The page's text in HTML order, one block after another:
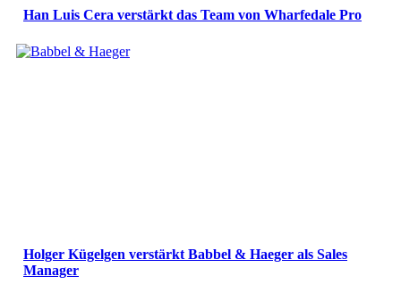
Han Luis Cera verstärkt das Team von Wharfedale Pro
Holger Kügelgen verstärkt Babbel & Haeger als Sales
Manager